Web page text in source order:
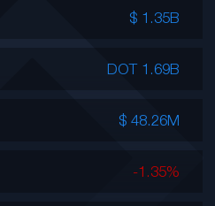
$ 1.35B
DOT 1.69B
$ 48.26M
-1.35%